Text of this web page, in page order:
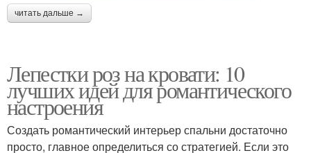
читать дальше →
Лепестки роз на кровати: 10
лучших идей для романтического
настроения
Создать романтический интерьер спальни достаточно
просто, главное определиться со стратегией. Если это